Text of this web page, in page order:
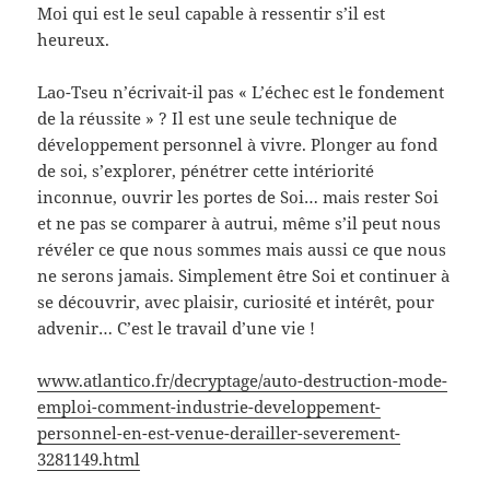
Moi qui est le seul capable à ressentir s’il est
heureux.
Lao-Tseu n’écrivait-il pas « L’échec est le fondement
de la réussite » ? Il est une seule technique de
développement personnel à vivre. Plonger au fond
de soi, s’explorer, pénétrer cette intériorité
inconnue, ouvrir les portes de Soi… mais rester Soi
et ne pas se comparer à autrui, même s’il peut nous
révéler ce que nous sommes mais aussi ce que nous
ne serons jamais. Simplement être Soi et continuer à
se découvrir, avec plaisir, curiosité et intérêt, pour
advenir… C’est le travail d’une vie !
www.atlantico.fr/decryptage/auto-destruction-mode-
emploi-comment-industrie-developpement-
personnel-en-est-venue-derailler-severement-
3281149.html